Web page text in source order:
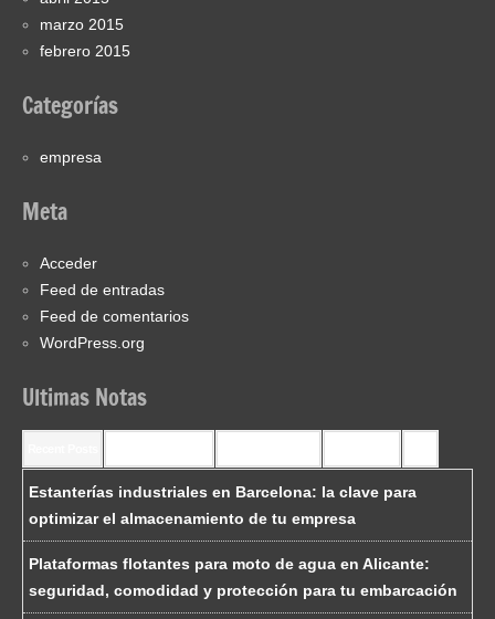
marzo 2015
febrero 2015
Categorías
empresa
Meta
Acceder
Feed de entradas
Feed de comentarios
WordPress.org
Ultimas Notas
Estanterías industriales en Barcelona: la clave para
optimizar el almacenamiento de tu empresa
Plataformas flotantes para moto de agua en Alicante:
seguridad, comodidad y protección para tu embarcación